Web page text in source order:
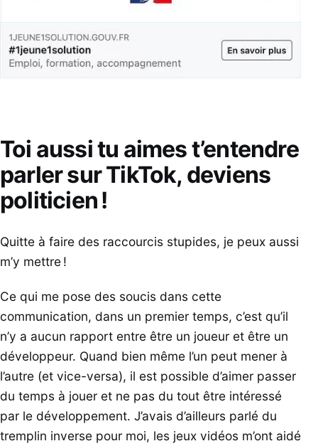
Toi aussi tu aimes t’entendre
parler sur TikTok, deviens
politicien !
Quitte à faire des raccourcis stupides, je peux aussi
m’y mettre !
Ce qui me pose des soucis dans cette
communication, dans un premier temps, c’est qu’il
n’y a aucun rapport entre être un joueur et être un
développeur. Quand bien même l’un peut mener à
l’autre (et vice-versa), il est possible d’aimer passer
du temps à jouer et ne pas du tout être intéressé
par le développement. J’avais d’ailleurs parlé du
tremplin inverse pour moi, les jeux vidéos m’ont aidé